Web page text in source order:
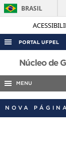
BRASIL
PORTAL UFPEL
Núcleo de
MENU
NOVA